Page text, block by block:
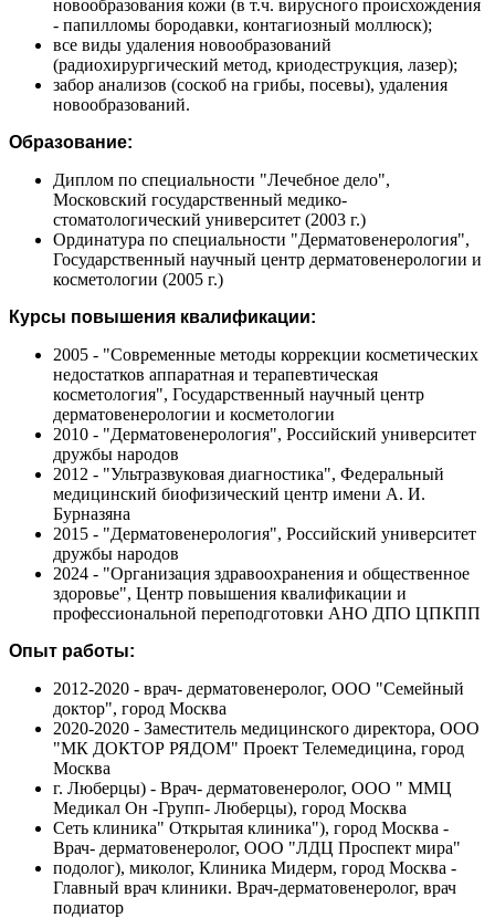
новообразования кожи (в т.ч. вирусного происхождения
- папилломы бородавки, контагиозный моллюск);
все виды удаления новообразований
(радиохирургический метод, криодеструкция, лазер);
забор анализов (соскоб на грибы, посевы), удаления
новообразований.
Образование:
Диплом по специальности "Лечебное дело",
Московский государственный медико-
стоматологический университет (2003 г.)
Ординатура по специальности "Дерматовенерология",
Государственный научный центр дерматовенерологии и
косметологии (2005 г.)
Курсы повышения квалификации:
2005 - "Современные методы коррекции косметических
недостатков аппаратная и терапевтическая
косметология", Государственный научный центр
дерматовенерологии и косметологии
2010 - "Дерматовенерология", Российский университет
дружбы народов
2012 - "Ультразвуковая диагностика", Федеральный
медицинский биофизический центр имени А. И.
Бурназяна
2015 - "Дерматовенерология", Российский университет
дружбы народов
2024 - "Организация здравоохранения и общественное
здоровье", Центр повышения квалификации и
профессиональной переподготовки АНО ДПО ЦПКПП
Опыт работы:
2012-2020 - врач- дерматовенеролог, ООО "Семейный
доктор", город Москва
2020-2020 - Заместитель медицинского директора, ООО
"МК ДОКТОР РЯДОМ" Проект Телемедицина, город
Москва
г. Люберцы) - Врач- дерматовенеролог, ООО " ММЦ
Медикал Он -Групп- Люберцы), город Москва
Сеть клиника" Открытая клиника"), город Москва -
Врач- дерматовенеролог, ООО "ЛДЦ Проспект мира"
подолог), миколог, Клиника Мидерм, город Москва -
Главный врач клиники. Врач-дерматовенеролог, врач
подиатор